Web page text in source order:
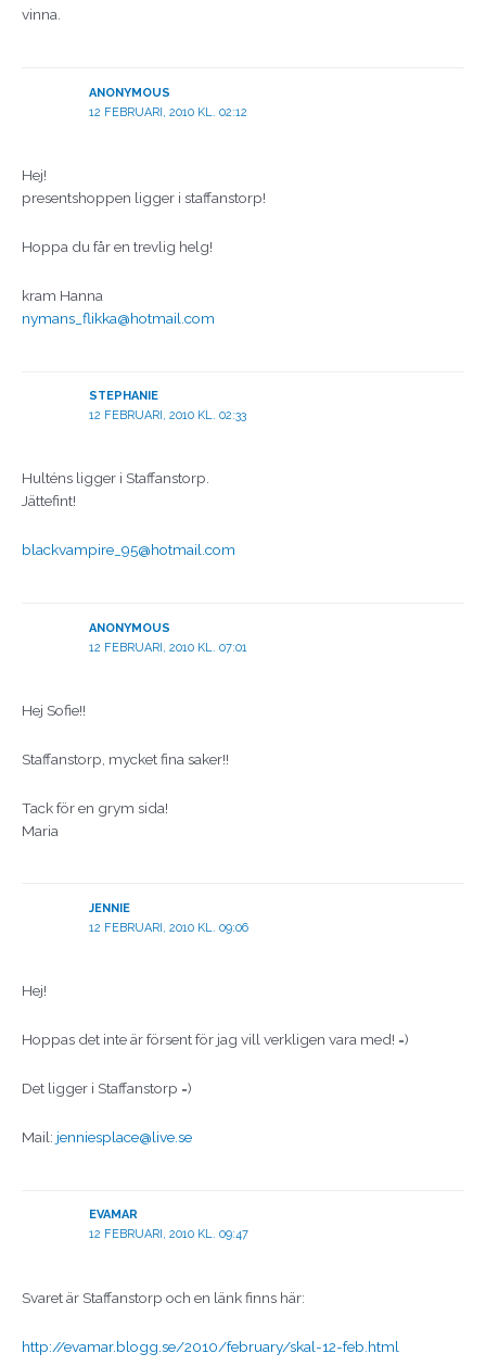
vinna.
ANONYMOUS
12 FEBRUARI, 2010 KL. 02:12
Hej!
presentshoppen ligger i staffanstorp!
Hoppa du får en trevlig helg!
kram Hanna
nymans_flikka@hotmail.com
STEPHANIE
12 FEBRUARI, 2010 KL. 02:33
Hulténs ligger i Staffanstorp.
Jättefint!
blackvampire_95@hotmail.com
ANONYMOUS
12 FEBRUARI, 2010 KL. 07:01
Hej Sofie!!
Staffanstorp, mycket fina saker!!
Tack för en grym sida!
Maria
JENNIE
12 FEBRUARI, 2010 KL. 09:06
Hej!
Hoppas det inte är försent för jag vill verkligen vara med! =)
Det ligger i Staffanstorp =)
Mail: jenniesplace@live.se
EVAMAR
12 FEBRUARI, 2010 KL. 09:47
Svaret är Staffanstorp och en länk finns här:
http://evamar.blogg.se/2010/february/skal-12-feb.html